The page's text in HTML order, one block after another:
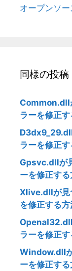
オープンソ
同様の投稿
Common.dll
ラーを修正
ラーを修正
Gpsvc.dllが
ーを修正す
Xlive.dllが見
を修正する方
Openal32.dll
ラーを修正
Window.dll
ーを修正す